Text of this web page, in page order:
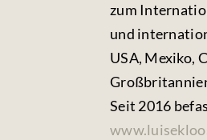
zum
und
USA, Mexiko,
Seit 2016